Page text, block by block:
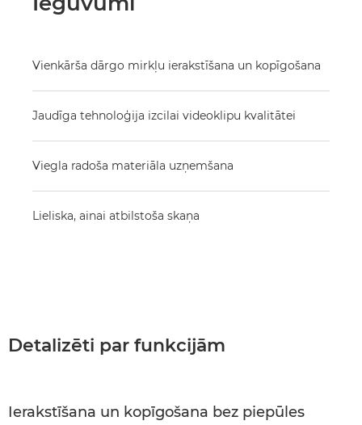
Vienkārša dārgo mirkļu ierakstīšana un kopīgošana
Jaudīga tehnoloģija izcilai videoklipu kvalitātei
Viegla radoša materiāla uzņemšana
Lieliska, ainai atbilstoša skaņa
Detalizēti par funkcijām
Ierakstīšana un kopīgošana bez piepūles